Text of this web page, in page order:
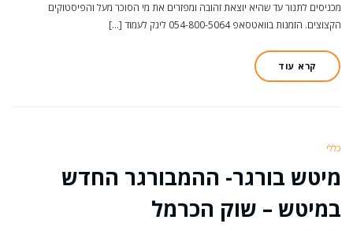
מכניסים לתנור עד שהיא יוצאת זהובה ומפזרים את מי הסוכר מעל והפיסטוקים
הקצוצים. הזמנות בוואטסאפ 054-800-5064 לינק לעמוד […]
קרא עוד
כללי
מיטש בורגר- ההמבורגר החדש
במיטש – שוק הכרמל